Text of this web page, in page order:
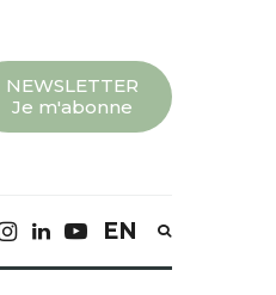
NEWSLETTER
Je m'abonne
EN